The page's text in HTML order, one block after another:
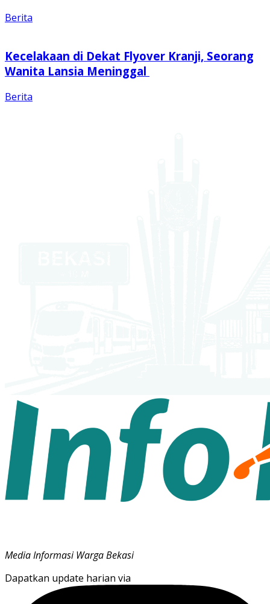
Berita
Kecelakaan di Dekat Flyover Kranji, Seorang
Wanita Lansia Meninggal
Berita
Media Informasi Warga Bekasi
Dapatkan update harian via